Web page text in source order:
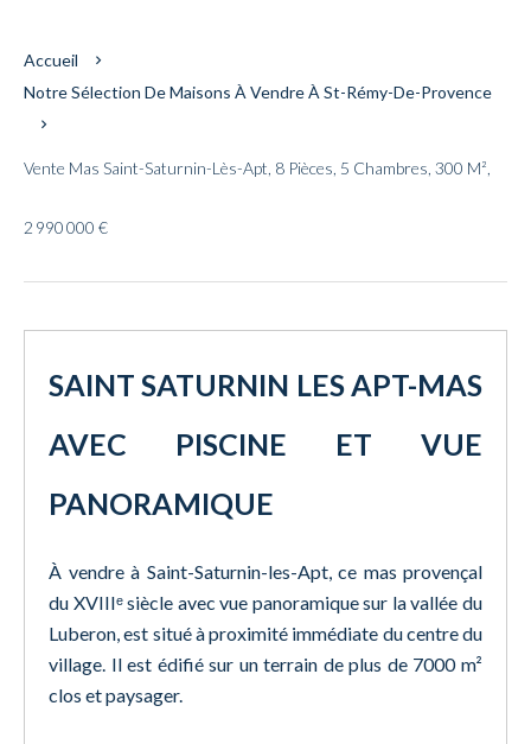
Accueil
Notre Sélection De Maisons À Vendre À St-Rémy-De-Provence
Vente Mas Saint-Saturnin-Lès-Apt, 8 Pièces, 5 Chambres, 300 M²,
2 990 000 €
SAINT SATURNIN LES APT-MAS
AVEC PISCINE ET VUE
PANORAMIQUE
À vendre à Saint-Saturnin-les-Apt, ce mas provençal
du XVIIIᵉ siècle avec vue panoramique sur la vallée du
Luberon, est situé à proximité immédiate du centre du
village. Il est édifié sur un terrain de plus de 7000 m²
clos et paysager.